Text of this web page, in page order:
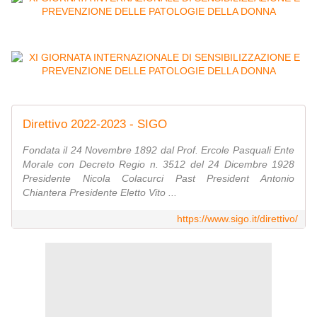
Direttivo 2022-2023 - SIGO
Fondata il 24 Novembre 1892 dal Prof. Ercole Pasquali Ente
Morale con Decreto Regio n. 3512 del 24 Dicembre 1928
Presidente Nicola Colacurci Past President Antonio
Chiantera Presidente Eletto Vito ...
https://www.sigo.it/direttivo/